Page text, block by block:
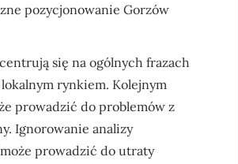
pozycjonowanie Gorzów
się na ogólnych frazach
rynkiem. Kolejnym
prowadzić do problemów z
Ignorowanie analizy
prowadzić do utraty